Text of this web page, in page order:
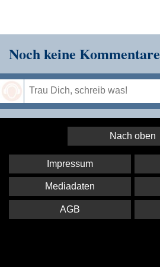
Noch keine Kommentare
Nach oben
Impressum
Mediadaten
AGB